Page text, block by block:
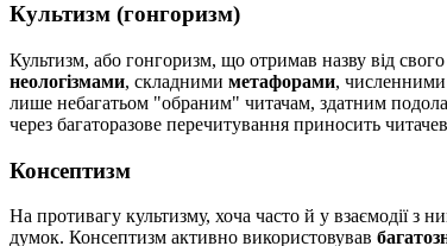
Культизм (гонгоризм)
Культизм, або гонгоризм, що отримав назву від
неологізмами, складними метафорами, численними
лише небагатьом "обраним" читачам, здатним
через багаторазове перечитування приносить
Консептизм
На противагу культизму, хоча часто й у взаємодії з
думок. Консептизм активно використовував